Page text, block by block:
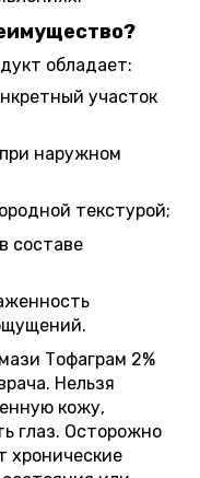
обладает:
участок
наружном
текстурой;
составе
Тофаграм 2%
Нельзя
кожу,
глаз. Осторожно
хронические